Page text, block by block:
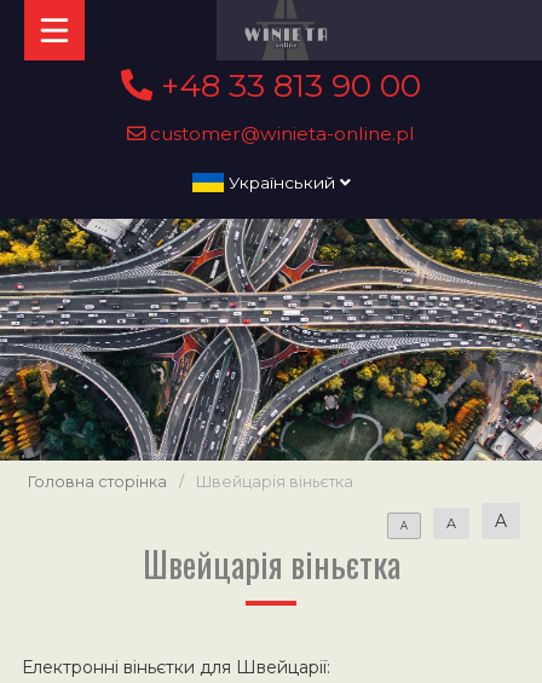
+48 33 813 90 00
customer@winieta-online.pl
Український
Головна сторінка / Швейцарія віньєтка
A A A
Швейцарія віньєтка
Електронні віньєтки для Швейцарії: